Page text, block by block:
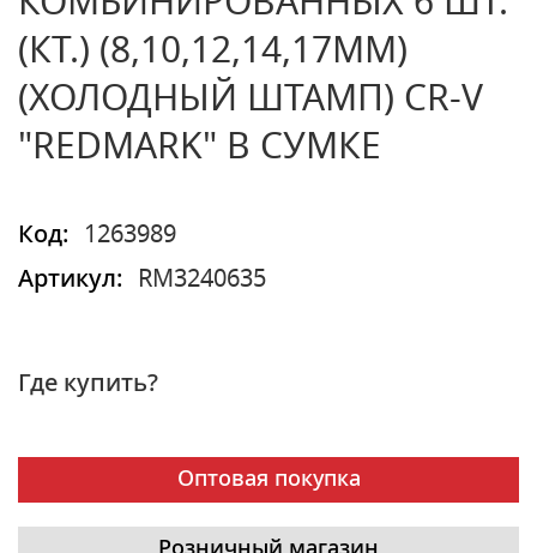
(КТ.) (8,10,12,14,17ММ)
(ХОЛОДНЫЙ ШТАМП) CR-V
"REDMARK" В СУМКЕ
Код:
1263989
Артикул:
RM3240635
Где купить?
Оптовая покупка